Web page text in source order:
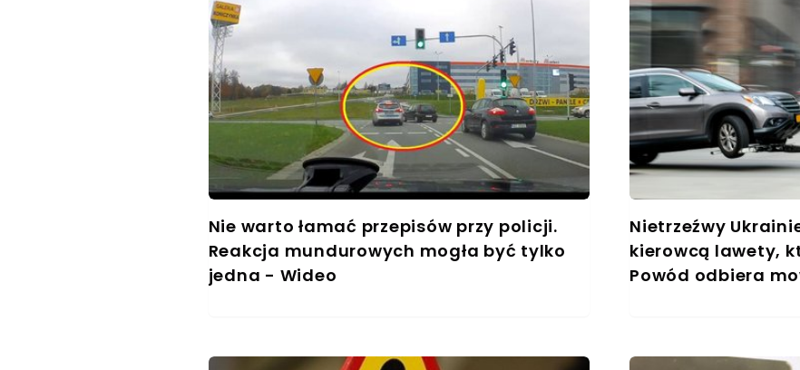
Nie warto łamać przepisów przy policji.
Reakcja mundurowych mogła być tylko
jedna - Wideo
Nietrzeźwy
kierowcą lawety,
Powód odbiera